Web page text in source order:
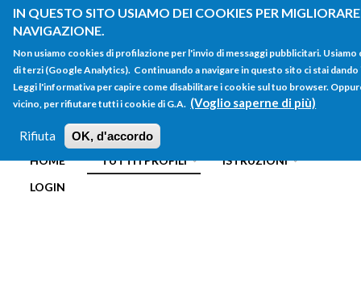
IN QUESTO SITO USIAMO DEI COOKIES PER
NAVIGAZIONE.
Non usiamo cookies di profilazione per l'invio di messaggi pubblicitari.
di terzi (Google Analytics). Continuando a navigare in questo sito ci stai
Leggi l'informativa per capire come disabilitare i cookie sul tuo browser.
vicino, per rifiutare tutti i cookie di G.A. (Voglio saperne di più)
Rifiuta OK, d'accordo
Salta al contenuto principale
FORM
DI
RICERCA
Main menu
HOME TUTTI I PROFILI
ISTRUZIONI
LOGIN